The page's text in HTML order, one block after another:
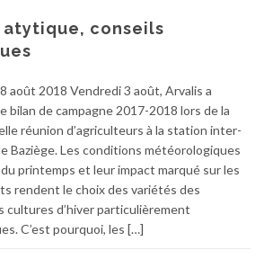
atytique, conseils
août 2018 Vendredi 3 août, Arvalis a
bilan de campagne 2017-2018 lors de la
réunion d’agriculteurs à la station inter-
Baziège. Les conditions météorologiques
printemps et leur impact marqué sur les
rendent le choix des variétés des
cultures d’hiver particulièrement
C’est pourquoi, les […]